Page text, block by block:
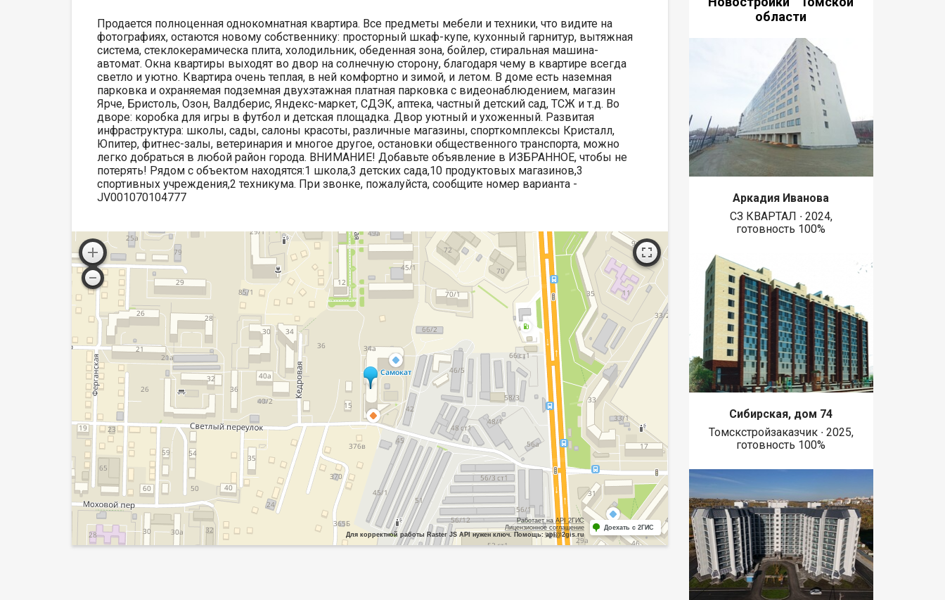
Продается полноценная однокомнатная квартира. Все предметы мебели и техники, что видите на
фотографиях, остаются новому собственнику: просторный шкаф-купе, кухонный гарнитур, вытяжная
система, стеклокерамическа плита, холодильник, обеденная зона, бойлер, стиральная машина-
автомат. Окна квартиры выходят во двор на солнечную сторону, благодаря чему в квартире всегда
светло и уютно. Квартира очень теплая, в ней комфортно и зимой, и летом. В доме есть наземная
парковка и охраняемая подземная двухэтажная платная парковка с видеонаблюдением, магазин
Ярче, Бристоль, Озон, Валдберис, Яндекс-маркет, СДЭК, аптека, частный детский сад, ТСЖ и т.д. Во
дворе: коробка для игры в футбол и детская площадка. Двор уютный и ухоженный. Развитая
инфраструктура: школы, сады, салоны красоты, различные магазины, спорткомплексы Кристалл,
Юпитер, фитнес-залы, ветеринария и многое другое, остановки общественного транспорта, можно
легко добраться в любой район города. ВНИМАНИЕ! Добавьте объявление в ИЗБРАННОЕ, чтобы не
потерять! Рядом с объектом находятся:1 школа,3 детских сада,10 продуктовых магазинов,3
спортивных учреждения,2 техникума. При звонке, пожалуйста, сообщите номер варианта -
JV001070104777
Работает на API 2ГИС
Лицензионное соглашение
Для корректной работы Raster JS API нужен ключ. Помощь: api@2gis.ru
Доехать с 2ГИС
области
Аркадия Иванова
СЗ КВАРТАЛ ∙ 2024,
готовность 100%
Сибирская, дом 74
Томскстройзаказчик ∙ 2025,
готовность 100%